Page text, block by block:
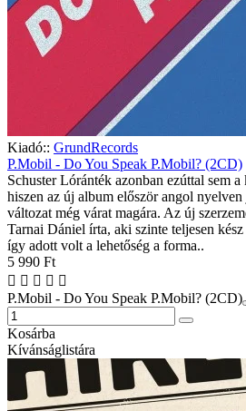
Kiadó:: GrundRecords
P.Mobil - Do You Speak P.Mobil? (2CD)
Schuster Lóránték azonban ezúttal sem
hiszen az új album először angol
változat még várat magára. Az új
Tarnai Dániel írta, aki szinte teljesen
így adott volt a lehetőség a forma..
5 990 Ft
P.Mobil - Do You Speak P.Mobil? (2CD)
Kosárba
Kívánságlistára